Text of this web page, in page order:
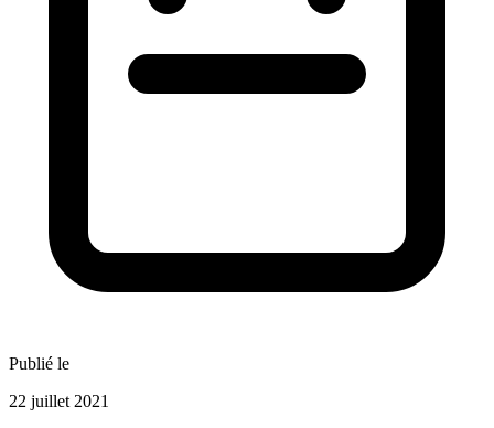
Publié le
22 juillet 2021